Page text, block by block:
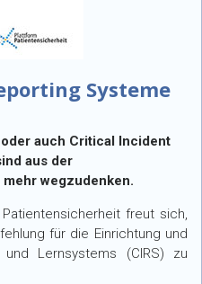
Systeme
auch Critical Incident
aus der
wegzudenken.
freut sich,
für die Einrichtung und
Lernsystems (CIRS) zu